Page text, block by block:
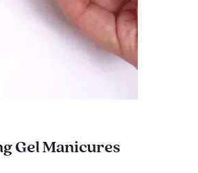
Gel Manicures